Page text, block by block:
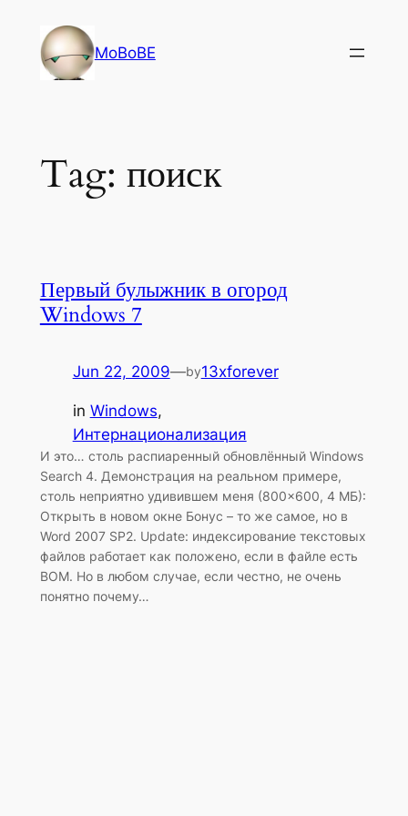
content
MoBoBE
Tag: поиск
Первый булыжник в огород
Windows 7
Jun 22, 2009—by13xforever
in Windows
Интернационализация
И это… столь распиаренный обновлённый Windows
Search 4. Демонстрация на реальном примере,
столь неприятно удивившем меня (800×600, 4 МБ):
Открыть в новом окне Бонус – то же самое, но в
Word 2007 SP2. Update: индексирование текстовых
файлов работает как положено, если в файле есть
BOM. Но в любом случае, если честно, не очень
понятно почему…